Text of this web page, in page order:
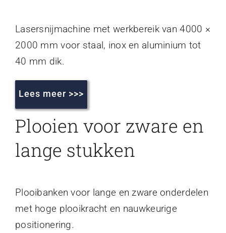
Lasersnijmachine met werkbereik van 4000 ×
2000 mm voor staal, inox en aluminium tot
40 mm dik.
Lees meer >>>
Plooien voor zware en
lange stukken
Plooibanken voor lange en zware onderdelen
met hoge plooikracht en nauwkeurige
positionering.